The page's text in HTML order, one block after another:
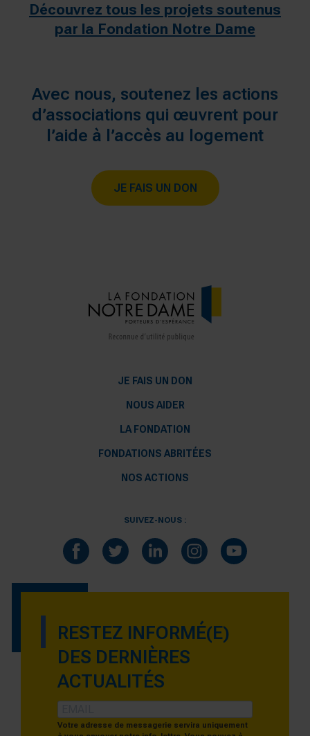
Découvrez tous les projets soutenus
par la Fondation Notre Dame
Avec nous, soutenez les actions
d’associations qui œuvrent pour
l’aide à l’accès au logement
JE FAIS UN DON
JE FAIS UN DON
NOUS AIDER
LA FONDATION
FONDATIONS ABRITÉES
NOS ACTIONS
SUIVEZ-NOUS :
RESTEZ INFORMÉ(E)
DES DERNIÈRES
ACTUALITÉS
Votre adresse de messagerie servira uniquement